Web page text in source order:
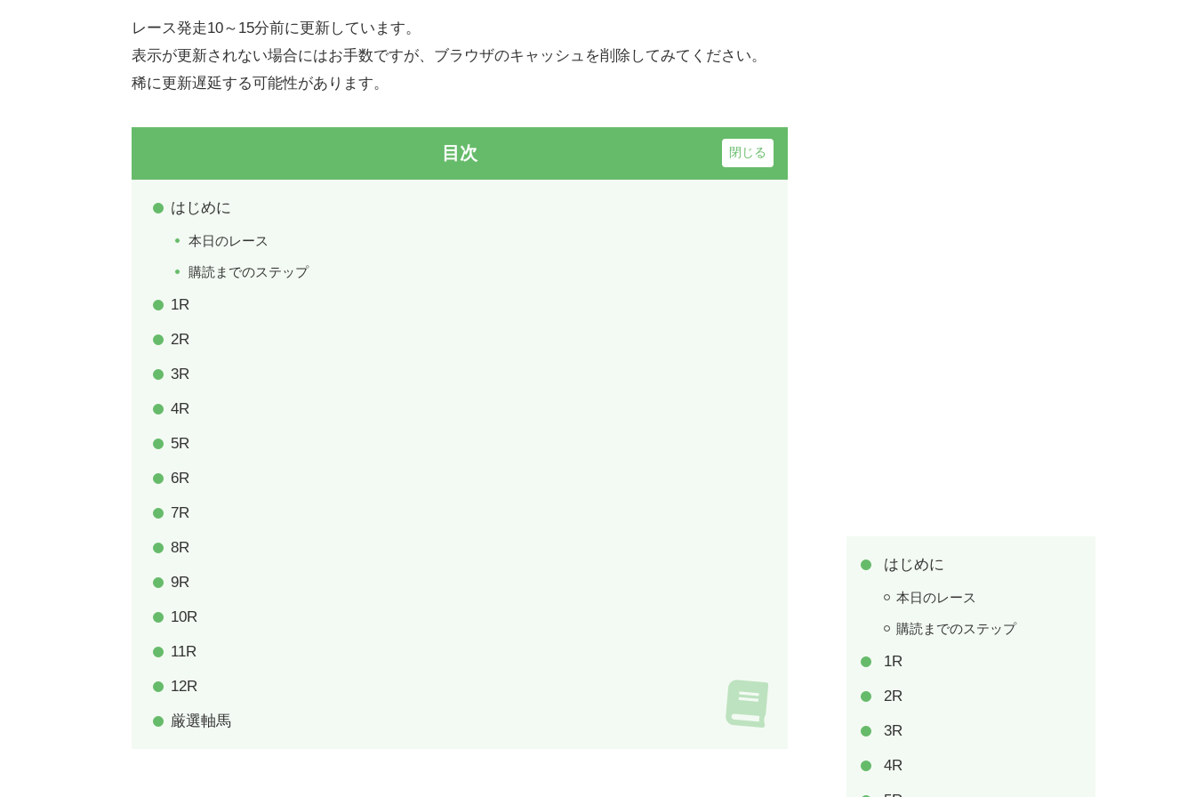
レース発走10～15分前に更新しています。
表示が更新されない場合にはお手数ですが、ブラウザのキャッシュを削除してみてください。
稀に更新遅延する可能性があります。
目次
はじめに
本日のレース
購読までのステップ
1R
2R
3R
4R
5R
6R
7R
8R
9R
10R
11R
12R
厳選軸馬
はじめに
本日のレース
購読までのステップ
1R
2R
3R
4R